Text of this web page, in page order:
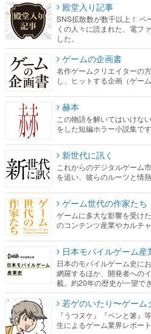
殿堂入り記事
SNS拡散数が数千以上！ ペ
くの人々に読まれた、電フ
した。
ゲームの企画書
名作ゲームクリエイターの
し、ヒットする企画（ゲー
赫本
この物語を解いてはいけな
をした短編ホラー小説集です
新世代に訊く
これからのデジタルゲーム
を追い、彼らのルーツと情
ゲーム世代の作家たち
ゲームに多大な影響を受け
のコンテンツ産業やカルチ
日本モバイルゲーム産
日本のモバイルゲーム史に
網羅するほか、開発者への
載。約20年の歴史が一望で
若ゲのいたり〜ゲーム
『うつヌケ』『ペンと箸』
生によるゲーム業界レポート